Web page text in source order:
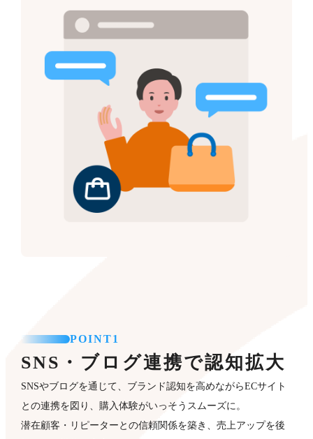
POINT1
SNS・ブログ連携で認知拡大
SNSやブログを通じて、ブランド認知を高めながらECサイト
との連携を図り、購入体験がいっそうスムーズに。
潜在顧客・リピーターとの信頼関係を築き、売上アップを後